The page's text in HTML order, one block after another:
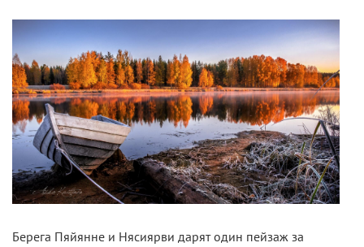
Берега Пяйянне и Нясиярви дарят один пейзаж за